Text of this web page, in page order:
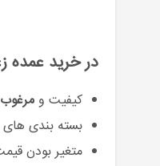
در خرید عمده
کیفیت و
بسته بندی های
متغیر بودن